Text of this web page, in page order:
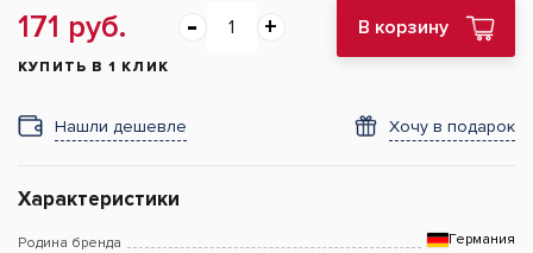
171 руб. В корзину
КУПИТЬ В 1 КЛИК
Нашли дешевле Хочу в подарок
Характеристики
Родина бренда Германия